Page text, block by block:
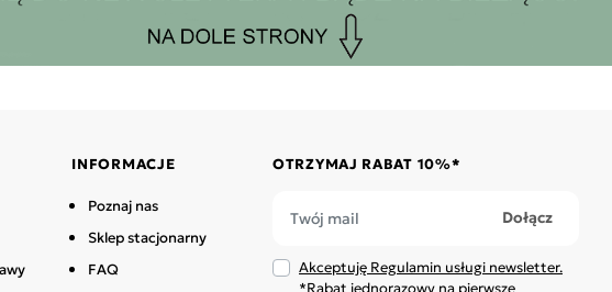
INFORMACJE
Poznaj nas
Sklep stacjonarny
FAQ
OTRZYMAJ RABAT 10%*
Akceptuję Regulamin usługi newsletter.
*Rabat jednorazowy na pierwsze